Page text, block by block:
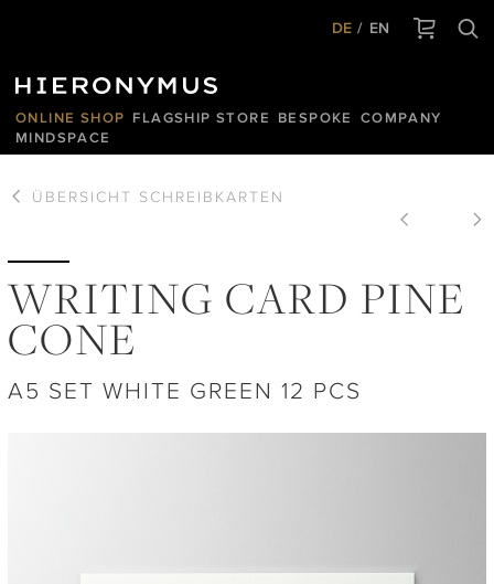
DE EN
ONLINE SHOP FLAGSHIP STORE BESPOKE
COMPANY
MINDSPACE
ÜBERSICHT SCHREIBKARTEN
WRITING CARD PINE
CONE
A5 SET WHITE GREEN 12 PCS